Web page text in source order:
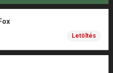
Letöltés